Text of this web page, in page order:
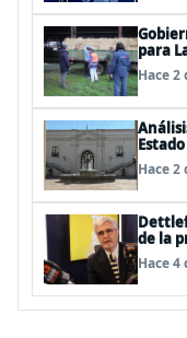
para
de
Hace 2
Estado
Hace 2
de la
Hace 4